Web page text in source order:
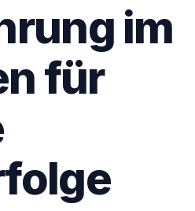
im
für